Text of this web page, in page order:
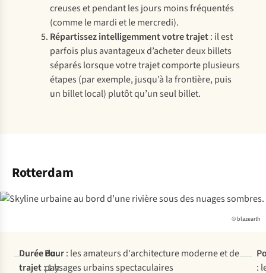
creuses et pendant les jours moins fréquentés
(comme le mardi et le mercredi).
Répartissez intelligemment votre trajet: il est
parfois plus avantageux d’acheter deux billets
séparés lorsque votre trajet comporte plusieurs
étapes (par exemple, jusqu’à la frontière, puis
un billet local) plutôt qu’un seul billet.
Rotterdam
© blazearth
Durée du
trajet: 1 h
Pour: les amateurs d'architecture moderne et de
paysages urbains spectaculaires
: